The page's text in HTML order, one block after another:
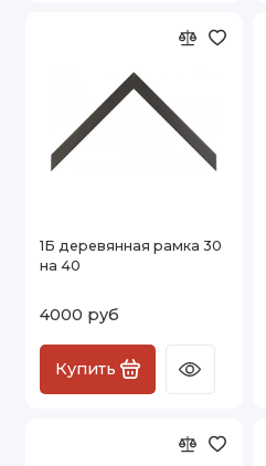
1Б деревянная рамка 30
на 40
4000 руб
Купить